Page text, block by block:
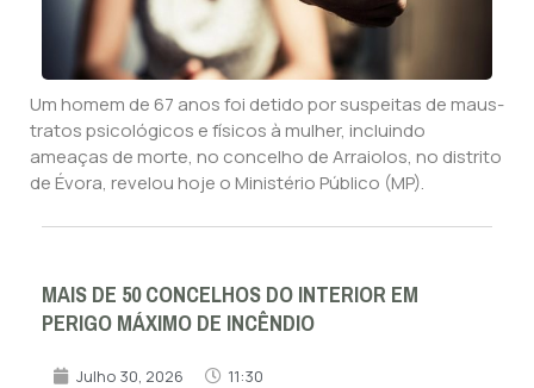
Um homem de 67 anos foi detido por suspeitas de maus-
tratos psicológicos e físicos à mulher, incluindo
ameaças de morte, no concelho de Arraiolos, no distrito
de Évora, revelou hoje o Ministério Público (MP).
MAIS DE 50 CONCELHOS DO INTERIOR EM
PERIGO MÁXIMO DE INCÊNDIO
Julho 30, 2026 11:30